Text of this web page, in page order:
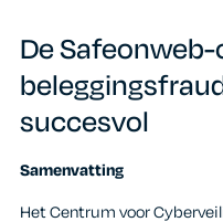
De
succesvol
Samenvatting
Het Centrum voor